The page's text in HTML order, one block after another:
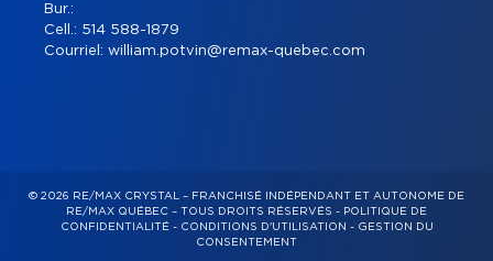
Bur.:
Cell.: 514 588-1879
Courriel: william.potvin@remax-quebec.com
© 2026 RE/MAX CRYSTAL – FRANCHISÉ INDÉPENDANT ET AUTONOME DE
RE/MAX QUÉBEC – TOUS DROITS RÉSERVÉS - POLITIQUE DE
CONFIDENTIALITÉ- CONDITIONS D'UTILISATION - GESTION DU
CONSENTEMENT